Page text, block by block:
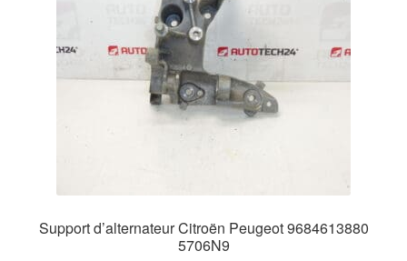
Support d’alternateur Citroën Peugeot 9684613880
5706N9